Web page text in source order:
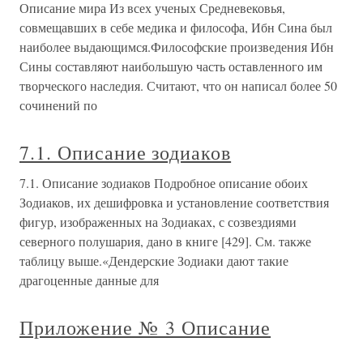
Описание мира Из всех ученых Средневековья,
совмещавших в себе медика и философа, Ибн Сина был
наиболее выдающимся.Философские произведения Ибн
Сины составляют наибольшую часть оставленного им
творческого наследия. Считают, что он написал более 50
сочинений по
7.1. Описание зодиаков
7.1. Описание зодиаков Подробное описание обоих
Зодиаков, их дешифровка и установление соответствия
фигур, изображенных на Зодиаках, с созвездиями
северного полушария, дано в книге [429]. См. также
таблицу выше.«Дендерские Зодиаки дают такие
драгоценные данные для
Приложение № 3 Описание